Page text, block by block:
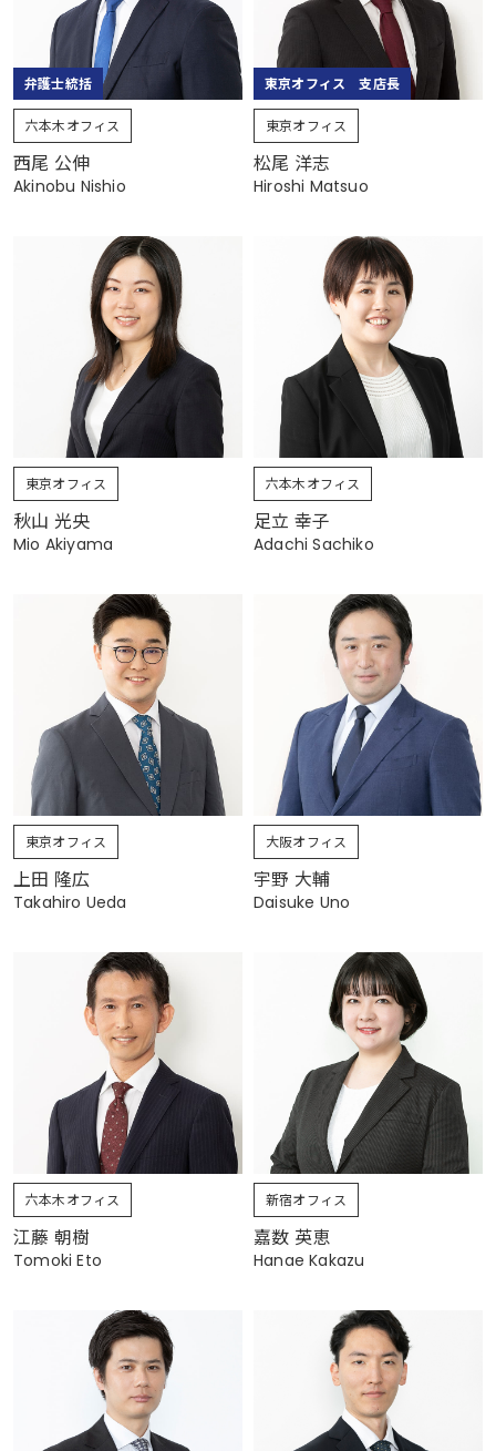
弁護士統括
六本木オフィス
西尾 公伸
Akinobu Nishio
東京オフィス 支店長
東京オフィス
松尾 洋志
Hiroshi Matsuo
東京オフィス
秋山 光央
Mio Akiyama
六本木オフィス
足立 幸子
Adachi Sachiko
東京オフィス
上田 隆広
Takahiro Ueda
大阪オフィス
宇野 大輔
Daisuke Uno
六本木オフィス
江藤 朝樹
Tomoki Eto
新宿オフィス
嘉数 英恵
Hanae Kakazu